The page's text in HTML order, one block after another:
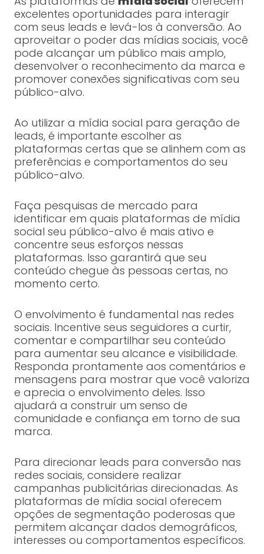
excelentes oportunidades para interagir
com seus leads e levá-los à conversão. Ao
aproveitar o poder das mídias sociais, você
pode alcançar um público mais amplo,
desenvolver o reconhecimento da marca e
promover conexões significativas com seu
público-alvo.
Ao utilizar a mídia social para geração de
leads, é importante escolher as
plataformas certas que se alinhem com as
preferências e comportamentos do seu
público-alvo.
Faça pesquisas de mercado para
identificar em quais plataformas de mídia
social seu público-alvo é mais ativo e
concentre seus esforços nessas
plataformas. Isso garantirá que seu
conteúdo chegue às pessoas certas, no
momento certo.
O envolvimento é fundamental nas redes
sociais. Incentive seus seguidores a curtir,
comentar e compartilhar seu conteúdo
para aumentar seu alcance e visibilidade.
Responda prontamente aos comentários e
mensagens para mostrar que você valoriza
e aprecia o envolvimento deles. Isso
ajudará a construir um senso de
comunidade e confiança em torno de sua
marca.
Para direcionar leads para conversão nas
redes sociais, considere realizar
campanhas publicitárias direcionadas. As
plataformas de mídia social oferecem
opções de segmentação poderosas que
permitem alcançar dados demográficos,
interesses ou comportamentos específicos.